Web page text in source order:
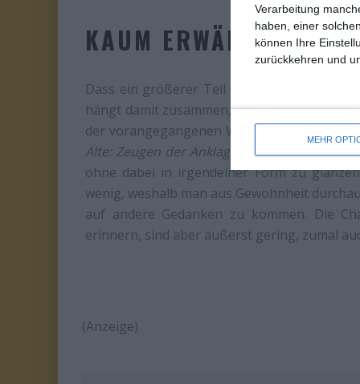
Verarbeitung
haben, einer
können Ihre
zurückkehren und
MEHR
KAUM
Dass ein größerer Teil des Publikums
hängt damit zusammen, dass diese nicht
der vorangegangenen Woche inBöses Blut.
Alte: Zeugen der Anklage
eine völlig
ohne dabei in irgendeiner Form zu
wenig, weshalb man aus Gewohnheit
auf andere Gedanken zu kommen. Die
erinnern, sind aber äußerst gering, zumal
(Anzeige)